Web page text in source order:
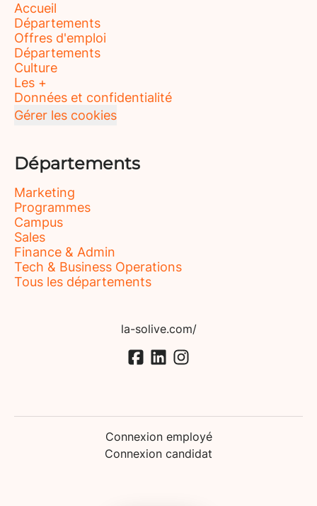
Accueil
Départements
Offres d'emploi
Départements
Culture
Les +
Données et confidentialité
Gérer les cookies
Départements
Marketing
Programmes
Campus
Sales
Finance & Admin
Tech & Business Operations
Tous les départements
la-solive.com/
Connexion employé
Connexion candidat